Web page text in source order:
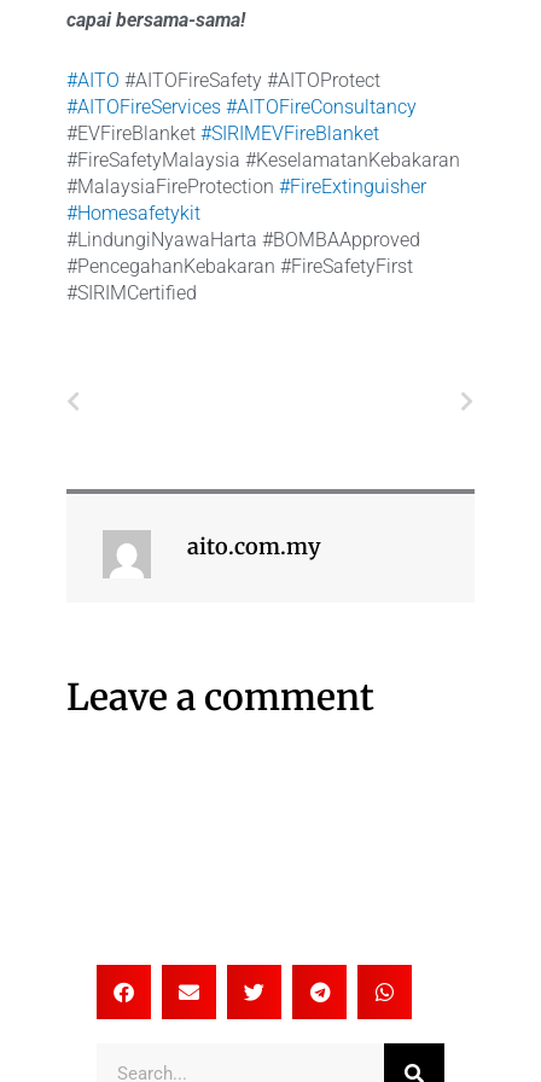
capai bersama-sama!
#AITO #AITOFireSafety #AITOProtect
#AITOFireServices #AITOFireConsultancy
#EVFireBlanket #SIRIMEVFireBlanket
#FireSafetyMalaysia #KeselamatanKebakaran
#MalaysiaFireProtection #FireExtinguisher
#Homesafetykit
#LindungiNyawaHarta #BOMBAApproved
#PencegahanKebakaran #FireSafetyFirst
#SIRIMCertified
aito.com.my
Leave a comment
Search